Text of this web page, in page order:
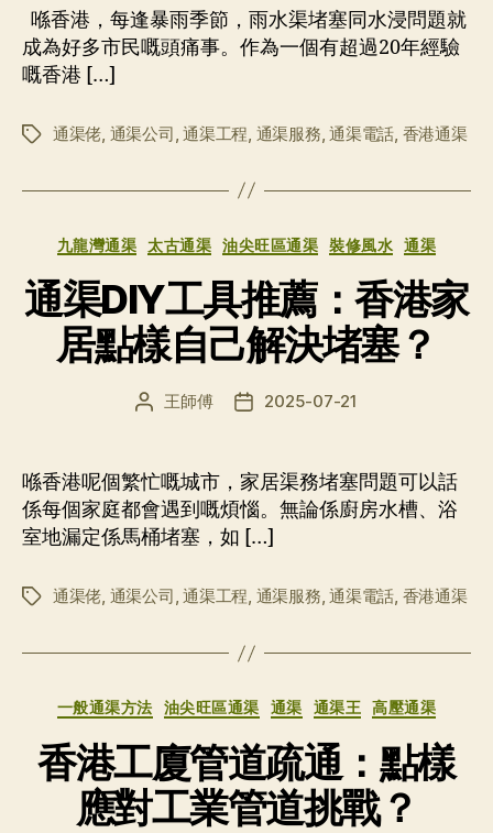
者
期
喺香港，每逢暴雨季節，雨水渠堵塞同水浸問題就
成為好多市民嘅頭痛事。作為一個有超過20年經驗
嘅香港 […]
标
通渠佬 通渠公司 ,通渠工程 通渠服務 ,通渠電話 香港通渠
分
九龍灣通渠 太古通渠 油尖旺區通渠 裝修風水 通渠
通渠DIY工具推薦：香港家
居點樣自己解決堵塞？
文
者
王師傅
发
期
2025-07-21
喺香港呢個繁忙嘅城市，家居渠務堵塞問題可以話
係每個家庭都會遇到嘅煩惱。無論係廚房水槽、浴
室地漏定係馬桶堵塞，如 […]
标
通渠佬, 通渠公司,通渠工程, 通渠服務,通渠電話, 香港通渠
分
一般通渠方法 油尖旺區通渠 通渠 通渠王 高壓通渠
香港工廈管道疏通：點樣
應對工業管道挑戰？